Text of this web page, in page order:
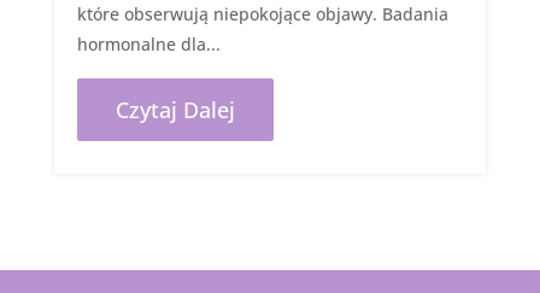
które obserwują niepokojące objawy. Badania
hormonalne dla...
Czytaj Dalej